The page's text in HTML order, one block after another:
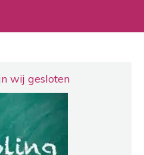
wij gesloten